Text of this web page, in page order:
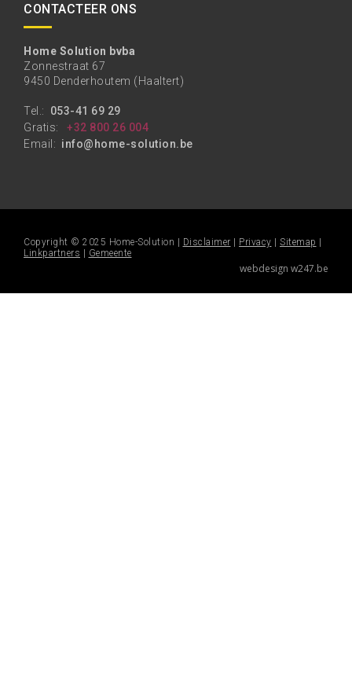
CONTACTEER ONS
Home Solution bvba
Zonnestraat 67
9450 Denderhoutem (Haaltert)
Tel.: 053-41 69 29
Gratis:
+32 800 26 004
Email: info@home-solution.be
Copyright © 2025 Home-Solution | Disclaimer Privacy Sitemap
Linkpartners
Gemeente
webdesign w247.be